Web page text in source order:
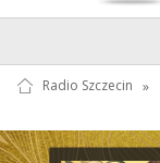
Radio Szczecin »